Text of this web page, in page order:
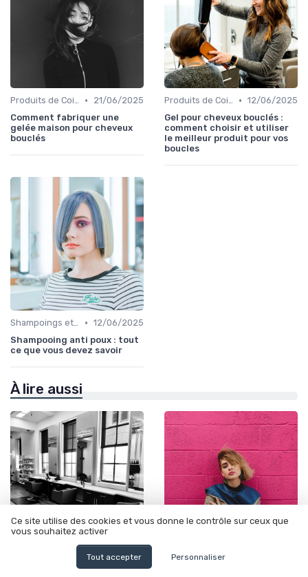
Produits de Coiffage •
21/06/2025
Comment fabriquer une
gelée maison pour cheveux
bouclés
Produits de Coiffage • 12/06/2025
Gel pour cheveux bouclés :
comment choisir et utiliser
le meilleur produit pour vos
boucles
Shampoings et Après-Shampoings • 12/06/2025
Shampooing anti poux : tout
ce que vous devez savoir
À lire aussi
• 12/06/2025
Shampoings et Après-Shampoings
Ce site utilise des cookies et vous donne le contrôle sur ceux que
vous souhaitez activer
Tout accepter Personnaliser